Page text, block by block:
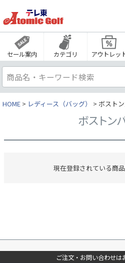
セール案内 カテゴリ アウトレッ
HOME レディース（バッグ） ボスト
ボストン
現在登録されている商品
ご注文・お問い合わせは